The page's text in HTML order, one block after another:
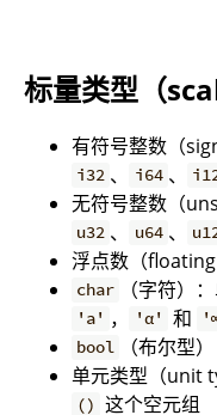
标量类型（
有符号整数（
i32 、 i64 、
无符号整数（
u32 、 u64 、
浮点数（
char
（字符）
'a' ， 'α' 和
bool （布尔型
单元类型（unit
() 这个空元组